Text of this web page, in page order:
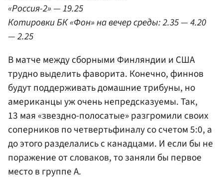
«Россия-2» — 19.25
Котировки БК «Фон» на вечер среды: 2.35 — 4.20
— 2.25
В матче между сборными Финляндии и США
трудно выделить фаворита. Конечно, финнов
будут поддерживать домашние трибуны, но
американцы уж очень непредсказуемы. Так,
13 мая «звездно-полосатые» разгромили своих
соперников по четвертьфиналу со счетом 5:0, а
до этого разделались с канадцами. И если бы не
поражение от словаков, то заняли бы первое
место в группе А.